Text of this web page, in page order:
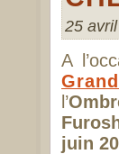
25
A
l’
juin